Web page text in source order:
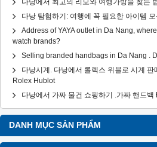
DANH MỤC SẢN PHẨM
다낭 탐험하기: 여행에 꼭 필요한 아이템 모
Address of YAYA outlet in Da Nang,
watch brands?
Selling branded handbags in Da Nang .
다낭시계. 다낭에서 롤렉스 위블로 시계 판
Rolex Hublot
다낭에서 가짜 물건 쇼핑하기 .가짜 핸드